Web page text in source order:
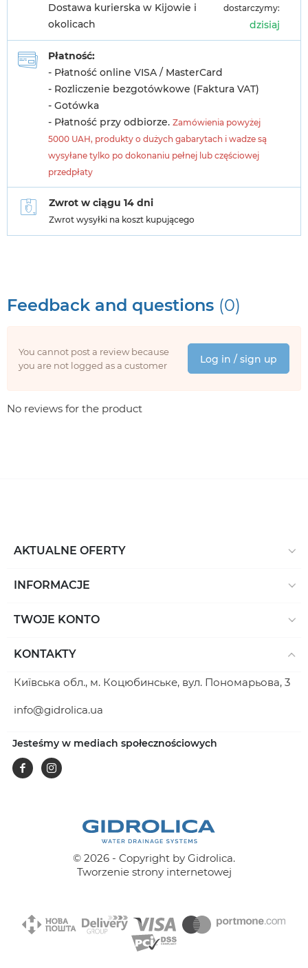
Dostawa kurierska w Kijowie i
okolicach
dostarczymy:
dzisiaj
Płatność:
- Płatność online VISA / MasterCard
- Rozliczenie bezgotówkowe (Faktura VAT)
- Gotówka
- Płatność przy odbiorze. Zamówienia powyżej
5000 UAH, produkty o dużych gabarytach i wadze są
wysyłane tylko po dokonaniu pełnej lub częściowej
przedpłaty
Zwrot w ciągu 14 dni
Zwrot wysyłki na koszt kupującego
Feedback and questions (0)
You cannot post a review because
you are not logged as a customer
Log in / sign up
No reviews for the product
AKTUALNE OFERTY
INFORMACJE
TWOJE KONTO
KONTAKTY
Київська обл., м. Коцюбинське, вул. Пономарьова, 3
info@gidrolica.ua
Jesteśmy w mediach społecznościowych
FacebookInstagram
© 2026 - Copyright by Gidrolica.
Tworzenie strony internetowej